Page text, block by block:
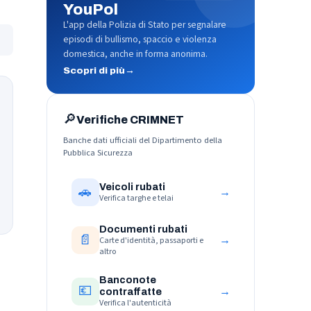
YouPol
L'app della Polizia di Stato per segnalare
episodi di bullismo, spaccio e violenza
domestica, anche in forma anonima.
Scopri di più →
🔎Verifiche CRIMNET
Banche dati ufficiali del Dipartimento della
Pubblica Sicurezza
🚗 Veicoli rubati
Verifica targhe e telai →
📄
Documenti rubati
Carte d'identità, passaporti e
altro
→
💶
Banconote
contraffatte
Verifica l'autenticità
→